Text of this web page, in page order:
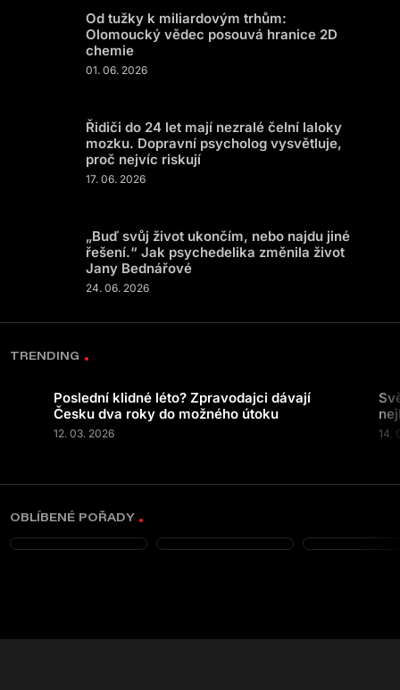
Od tužky k miliardovým trhům:
Olomoucký vědec posouvá hranice 2D
chemie
01. 06. 2026
Řidiči do 24 let mají nezralé čelní laloky
mozku. Dopravní psycholog vysvětluje,
proč nejvíc riskují
17. 06. 2026
„Buď svůj život ukončím, nebo najdu jiné
řešení.“ Jak psychedelika změnila život
Jany Bednářové
24. 06. 2026
TRENDING
Poslední klidné léto? Zpravodajci dávají
Česku dva roky do možného útoku
12. 03. 2026 14.
OBLÍBENÉ POŘADY